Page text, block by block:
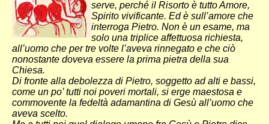
serve, perché il Risorto è tutto Amore,
Spirito vivificante. Ed è sull’amore che
interroga Pietro. Non è un esame, ma
solo una triplice affettuosa richiesta,
all’uomo che per tre volte l’aveva rinnegato e che ciò
nonostante doveva essere la prima pietra della sua
Chiesa.
Di fronte alla debolezza di Pietro, soggetto ad alti e bassi,
come un po’ tutti noi poveri mortali, si erge maestosa e
commovente la fedeltà adamantina di Gesù all’uomo che
aveva scelto.